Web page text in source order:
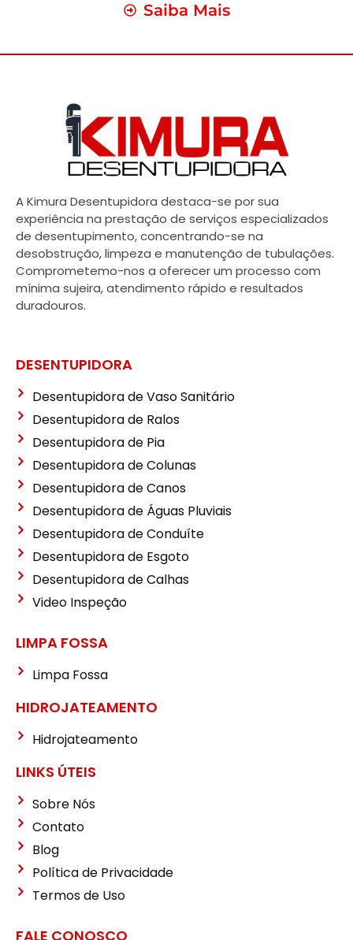
Saiba Mais
A Kimura Desentupidora destaca-se por sua
experiência na prestação de serviços especializados
de desentupimento, concentrando-se na
desobstrução, limpeza e manutenção de tubulações.
Comprometemo-nos a oferecer um processo com
mínima sujeira, atendimento rápido e resultados
duradouros.
DESENTUPIDORA
Desentupidora de Vaso Sanitário
Desentupidora de Ralos
Desentupidora de Pia
Desentupidora de Colunas
Desentupidora de Canos
Desentupidora de Águas Pluviais
Desentupidora de Conduíte
Desentupidora de Esgoto
Desentupidora de Calhas
Video Inspeção
LIMPA FOSSA
Limpa Fossa
HIDROJATEAMENTO
Hidrojateamento
LINKS ÚTEIS
Sobre Nós
Contato
Blog
Política de Privacidade
Termos de Uso
FALE CONOSCO